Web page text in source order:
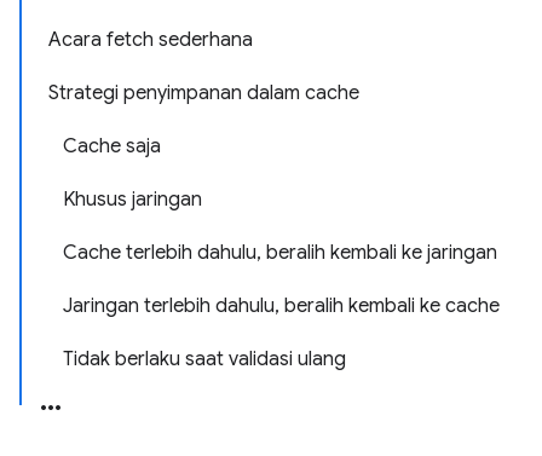
Acara fetch sederhana
Strategi penyimpanan dalam cache
Cache saja
Khusus jaringan
Cache terlebih dahulu, beralih kembali ke jaringan
Jaringan terlebih dahulu, beralih kembali ke cache
Tidak berlaku saat validasi ulang